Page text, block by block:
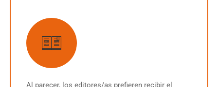
Al parecer, los editores/as prefieren recibir el